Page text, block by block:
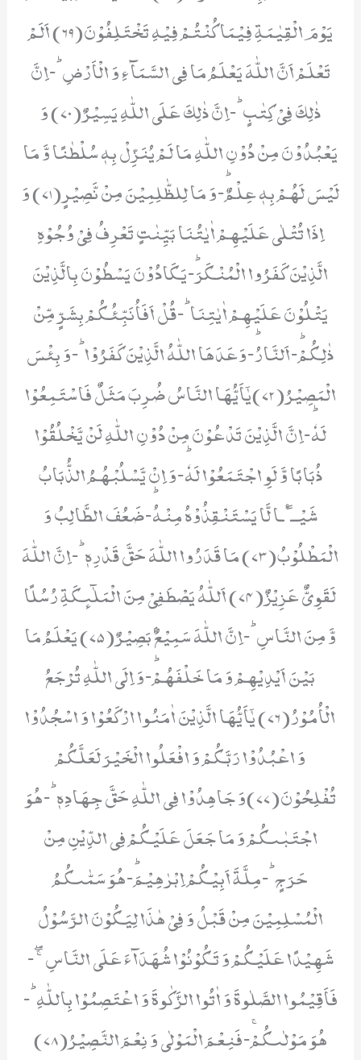
یَوْمَ الْقِیٰمَةِ فِیْمَا كُنْتُمْ فِیْهِ تَخْتَلِفُوْنَ(69) اَلَمْ
تَعْلَمْ اَنَّ اللّٰهَ یَعْلَمُ مَا فِی السَّمَآءِ وَ الْاَرْضِؕ-اِنَّ
ذٰلِكَ فِیْ كِتٰبٍؕ-اِنَّ ذٰلِكَ عَلَى اللّٰهِ یَسِیْرٌ(70) وَ
یَعْبُدُوْنَ مِنْ دُوْنِ اللّٰهِ مَا لَمْ یُنَزِّلْ بِهٖ سُلْطٰنًا وَّ مَا
لَیْسَ لَهُمْ بِهٖ عِلْمٌؕ-وَ مَا لِلظّٰلِمِیْنَ مِنْ نَّصِیْرٍ(71) وَ
اِذَا تُتْلٰى عَلَیْهِمْ اٰیٰتُنَا بَیِّنٰتٍ تَعْرِفُ فِیْ وُجُوْهِ
الَّذِیْنَ كَفَرُوا الْمُنْكَرَؕ-یَكَادُوْنَ یَسْطُوْنَ بِالَّذِیْنَ
یَتْلُوْنَ عَلَیْهِمْ اٰیٰتِنَاؕ-قُلْ اَفَاُنَبِّئُكُمْ بِشَرٍّ مِّنْ
ذٰلِكُمْؕ-اَلنَّارُؕ-وَعَدَهَا اللّٰهُ الَّذِیْنَ كَفَرُوْاؕ-وَ بِئْسَ
الْمَصِیْرُ(72)یٰۤاَیُّهَا النَّاسُ ضُرِبَ مَثَلٌ فَاسْتَمِعُوْا
لَهٗؕ-اِنَّ الَّذِیْنَ تَدْعُوْنَ مِنْ دُوْنِ اللّٰهِ لَنْ یَّخْلُقُوْا
ذُبَابًا وَّ لَوِ اجْتَمَعُوْا لَهٗؕ-وَ اِنْ یَّسْلُبْهُمُ الذُّبَابُ
شَیْــٴًـا لَّا یَسْتَنْقِذُوْهُ مِنْهُؕ-ضَعُفَ الطَّالِبُ وَ
الْمَطْلُوْبُ(73) مَا قَدَرُوا اللّٰهَ حَقَّ قَدْرِهٖؕ-اِنَّ اللّٰهَ
لَقَوِیٌّ عَزِیْزٌ(74) اَللّٰهُ یَصْطَفِیْ مِنَ الْمَلٰٓىٕكَةِ رُسُلًا
وَّ مِنَ النَّاسِؕ-اِنَّ اللّٰهَ سَمِیْعٌۢ بَصِیْرٌ(75) یَعْلَمُ مَا
بَیْنَ اَیْدِیْهِمْ وَ مَا خَلْفَهُمْؕ-وَ اِلَى اللّٰهِ تُرْجَعُ
الْاُمُوْرُ(76) یٰۤاَیُّهَا الَّذِیْنَ اٰمَنُوا ارْكَعُوْا وَ اسْجُدُوْا
وَ اعْبُدُوْا رَبَّكُمْ وَ افْعَلُوا الْخَیْرَ لَعَلَّكُمْ
تُفْلِحُوْنَ(77)وَ جَاهِدُوْا فِی اللّٰهِ حَقَّ جِهَادِهٖؕ-هُوَ
اجْتَبٰىكُمْ وَ مَا جَعَلَ عَلَیْكُمْ فِی الدِّیْنِ مِنْ
حَرَجٍؕ-مِلَّةَ اَبِیْكُمْ اِبْرٰهِیْمَؕ-هُوَ سَمّٰىكُمُ
الْمُسْلِمِیْنَ مِنْ قَبْلُ وَ فِیْ هٰذَا لِیَكُوْنَ الرَّسُوْلُ
شَهِیْدًا عَلَیْكُمْ وَ تَكُوْنُوْا شُهَدَآءَ عَلَى النَّاسِ ۚۖ-
فَاَقِیْمُوا الصَّلٰوةَ وَ اٰتُوا الزَّكٰوةَ وَ اعْتَصِمُوْا بِاللّٰهِؕ-
هُوَ مَوْلٰىكُمْۚ-فَنِعْمَ الْمَوْلٰى وَ نِعْمَ النَّصِیْرُ(78)